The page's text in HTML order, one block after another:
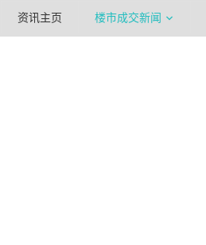
资讯主页 楼市成交新闻